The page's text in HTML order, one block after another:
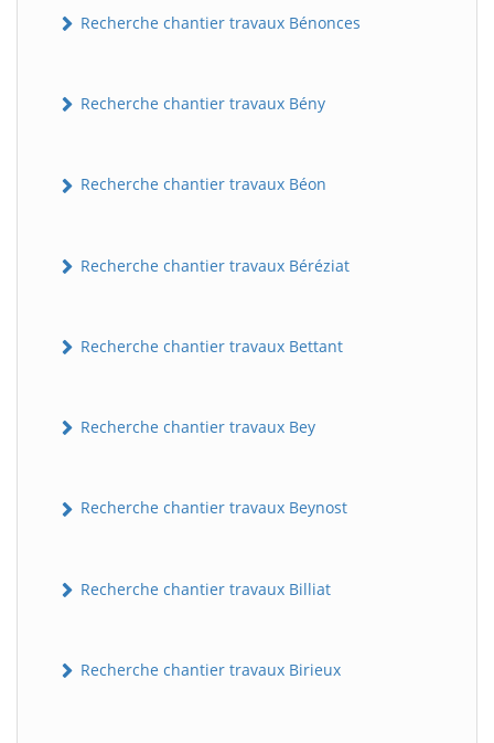
Recherche chantier travaux Bénonces
Recherche chantier travaux Bény
Recherche chantier travaux Béon
Recherche chantier travaux Béréziat
Recherche chantier travaux Bettant
Recherche chantier travaux Bey
Recherche chantier travaux Beynost
Recherche chantier travaux Billiat
Recherche chantier travaux Birieux